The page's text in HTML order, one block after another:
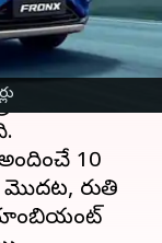
ఇంజన్‌తో
10
మారుతి
యాంబియంట్